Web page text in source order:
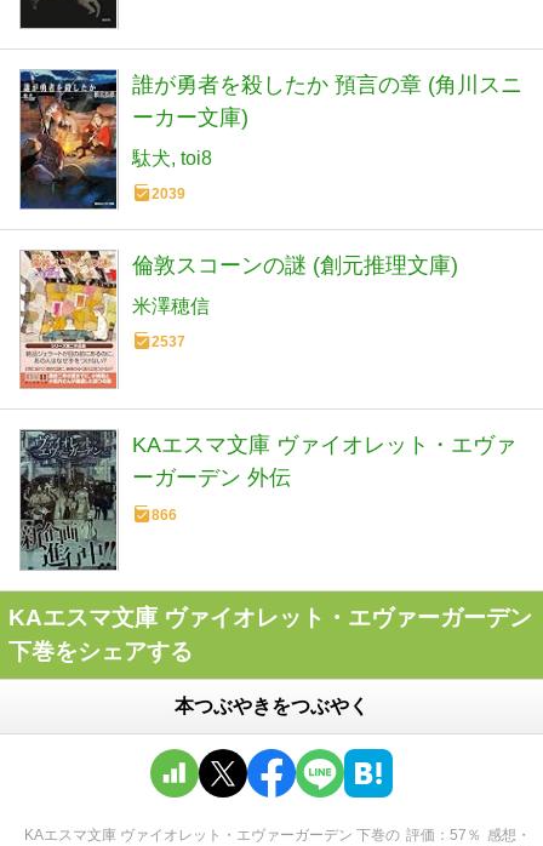
誰が勇者を殺したか 預言の章 (角川スニ
ーカー文庫)
駄犬 toi8
2039
倫敦スコーンの謎 (創元推理文庫)
米澤穂信
2537
KAエスマ文庫 ヴァイオレット・エヴァ
ーガーデン 外伝
866
KAエスマ文庫 ヴァイオレット・エヴァーガーデン
下巻をシェアする
本つぶやきをつぶやく
KAエスマ文庫 ヴァイオレット・エヴァーガーデン 下巻の 評価 57 ％ 感想・